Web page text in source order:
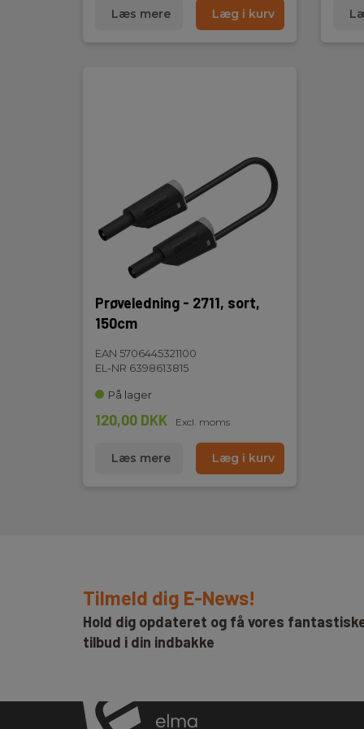
Læs mere Læg i kurv
Prøveledning - 2711, sort,
150cm
EAN 5706445321100
EL-NR 6398613815
På lager
120,00 DKK Excl. moms
Læs mere Læg i kurv
Tilmeld dig E-News!
Hold dig opdateret og få vores
tilbud i din indbakke